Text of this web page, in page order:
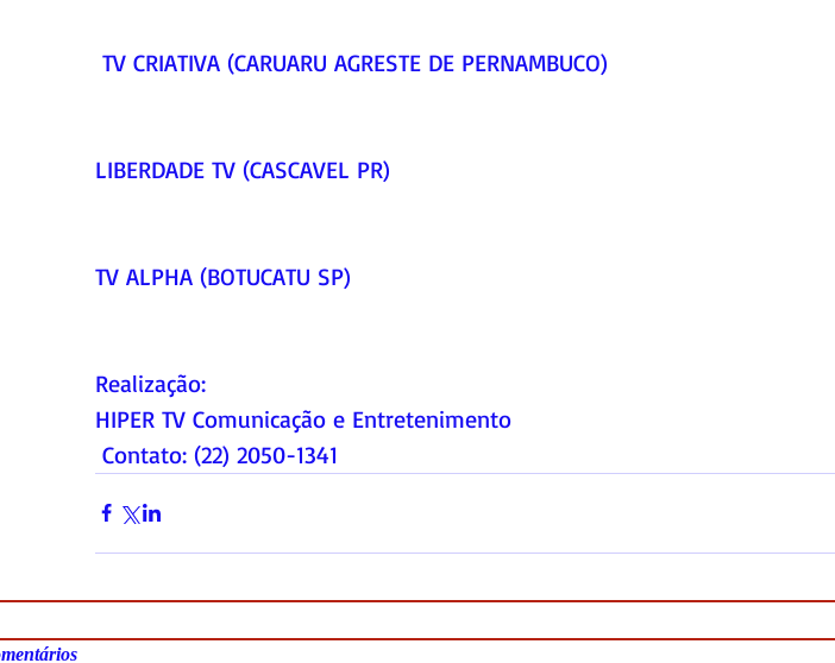
TV CRIATIVA (CARUARU AGRESTE DE PERNAMBUCO)
LIBERDADE TV (CASCAVEL PR)
TV ALPHA (BOTUCATU SP)
Realização:
HIPER TV Comunicação e Entretenimento
Contato: (22) 2050-1341